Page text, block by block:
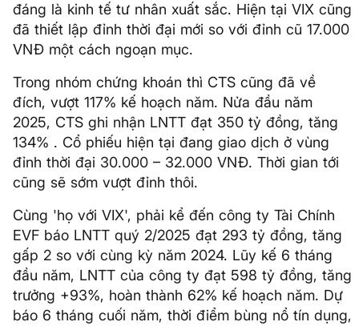
đáng là kinh tế tư nhân xuất sắc. Hiện tại VIX cũng
đã thiết lập đỉnh thời đại mới so với đỉnh cũ 17.000
VNĐ một cách ngoạn mục.
Trong nhóm chứng khoán thì CTS cũng đã về
đích, vượt 117% kế hoạch năm. Nửa đầu năm
2025, CTS ghi nhận LNTT đạt 350 tỷ đồng, tăng
134% . Cổ phiếu hiện tại đang giao dịch ở vùng
đỉnh thời đại 30.000 – 32.000 VNĐ. Thời gian tới
cũng sẽ sớm vượt đỉnh thôi.
Cùng 'họ với VIX', phải kể đến công ty Tài Chính
EVF báo LNTT quý 2/2025 đạt 293 tỷ đồng, tăng
gấp 2 so với cùng kỳ năm 2024. Lũy kế 6 tháng
đầu năm, LNTT của công ty đạt 598 tỷ đồng, tăng
trưởng +93%, hoàn thành 62% kế hoạch năm. Dự
báo 6 tháng cuối năm, thời điểm bùng nổ tín dụng,